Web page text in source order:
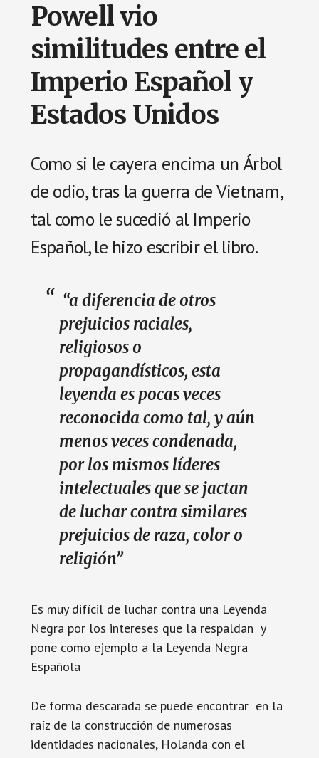
Powell vio
similitudes entre el
Imperio Español y
Estados Unidos
Como si le cayera encima un Árbol
de odio, tras la guerra de Vietnam,
tal como le sucedió al Imperio
Español, le hizo escribir el libro.
“a diferencia de otros
prejuicios raciales,
religiosos o
propagandísticos, esta
leyenda es pocas veces
reconocida como tal, y aún
menos veces condenada,
por los mismos líderes
intelectuales que se jactan
de luchar contra similares
prejuicios de raza, color o
religión”
Es muy difícil de luchar contra una Leyenda
Negra por los intereses que la respaldan y
pone como ejemplo a la Leyenda Negra
Española
De forma descarada se puede encontrar en la
raíz de la construcción de numerosas
identidades nacionales, Holanda con el